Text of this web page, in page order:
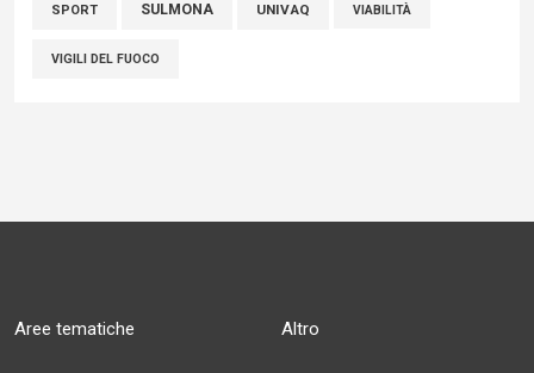
SPORT SULMONA UNIVAQ VIABILITÀ
VIGILI DEL FUOCO
Aree tematiche Altro